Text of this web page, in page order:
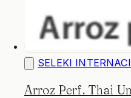
SELEKI
Arroz Perf. Thai